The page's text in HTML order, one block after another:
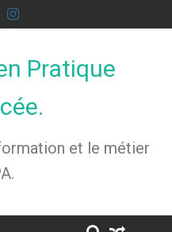
Pratique
et le métier